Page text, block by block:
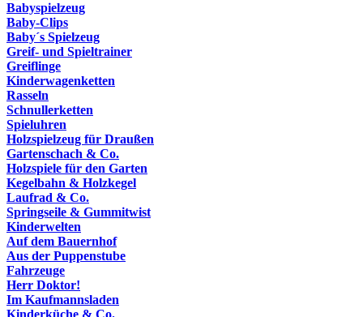
Babyspielzeug
Baby-Clips
Baby´s Spielzeug
Greif- und Spieltrainer
Greiflinge
Kinderwagenketten
Rasseln
Schnullerketten
Spieluhren
Holzspielzeug für Draußen
Gartenschach & Co.
Holzspiele für den Garten
Kegelbahn & Holzkegel
Laufrad & Co.
Springseile & Gummitwist
Kinderwelten
Auf dem Bauernhof
Aus der Puppenstube
Fahrzeuge
Herr Doktor!
Im Kaufmannsladen
Kinderküche & Co.